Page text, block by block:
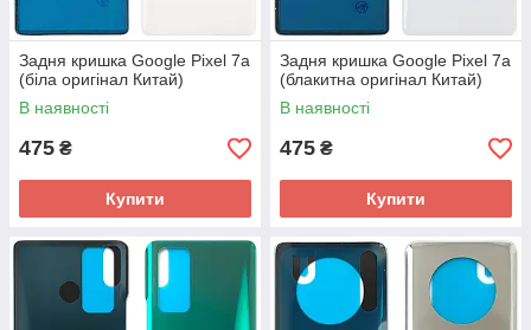
Задня кришка Google Pixel 7a
(біла оригінал Китай)
В наявності
475 ₴
Купити
Задня кришка Google Pixel 7a
(блакитна оригінал Китай)
В наявності
475 ₴
Купити